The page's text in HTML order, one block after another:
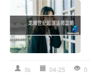
lts 04-25 0